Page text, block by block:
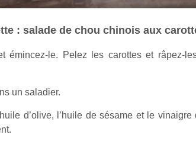
: salade de chou chinois aux
émincez-le. Pelez les carottes et râpez-
un saladier.
d’olive, l’huile de sésame et le